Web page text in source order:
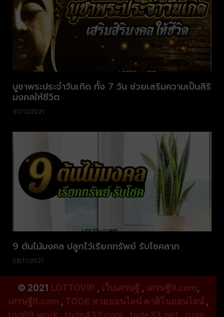
บูชาพระประจำวันเกิด ทั้ง 7 วัน ช่วยเสริมความเป็นสิริ
มงคลให้ชีวิต
30/12/2021
9 ต้นไม้มงคล ปลูกไว้เรียกทรัพย์ รับโชคลาภ
08/11/2021
© 2021 LOTTOVIP , เว็บเศรษฐี, เศรษฐี9.com,
เศรษฐี6.com , TODE หวยออนไลน์ คาสิโนออนไลน์ ,
tod69.work
tode432.com tode33.net ruay